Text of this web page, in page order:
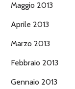
Maggio 2013
Aprile 2013
Marzo 2013
Febbraio 2013
Gennaio 2013